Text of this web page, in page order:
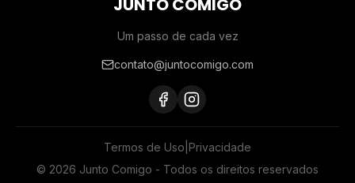
JUNTO COMIGO
Um passo de cada vez
contato@juntocomigo.com
Termos de Uso Privacidade
© 2026 Junto Comigo - Todos os direitos reservados